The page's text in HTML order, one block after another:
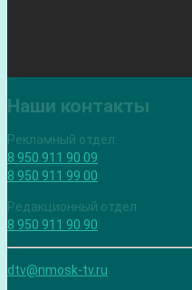
Наши контакты
Рекламный отдел:
8 950 911 90 09
8 950 911 99 00
Редакционный отдел:
8 950 911 90 90
dtv@nmosk-tv.ru